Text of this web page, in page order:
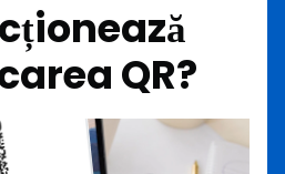
QR?